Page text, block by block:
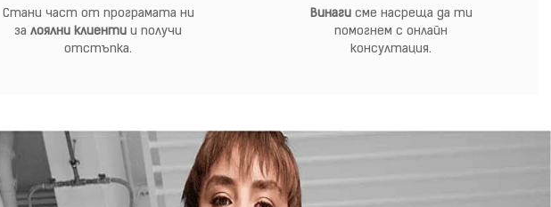
Стани част от програмата ни
залоялни клиенти и получи
отстъпка.
Винагисме насреща да ти
помогнем с онлайн
консултация.